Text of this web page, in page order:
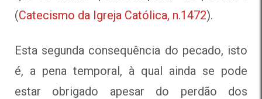
(Catecismo da Igreja Católica, n.1472).
Esta segunda consequência do pecado, isto
é, a pena temporal, à qual ainda se pode
estar obrigado apesar do perdão dos